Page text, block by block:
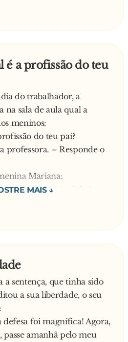
é a profissão do teu
do trabalhador, a
na sala de aula qual a
meninos:
do teu pai?
professora. – Responde o
Mariana:
teu pai, Marianinha?
a pequena Mariana.
– Pergunta a
o Luisinho.
o que faz?
numa boite gay!
a professora,
sentença, que tinha sido
a sua liberdade, o seu
defesa foi magnífica! Agora,
amanhã pelo meu